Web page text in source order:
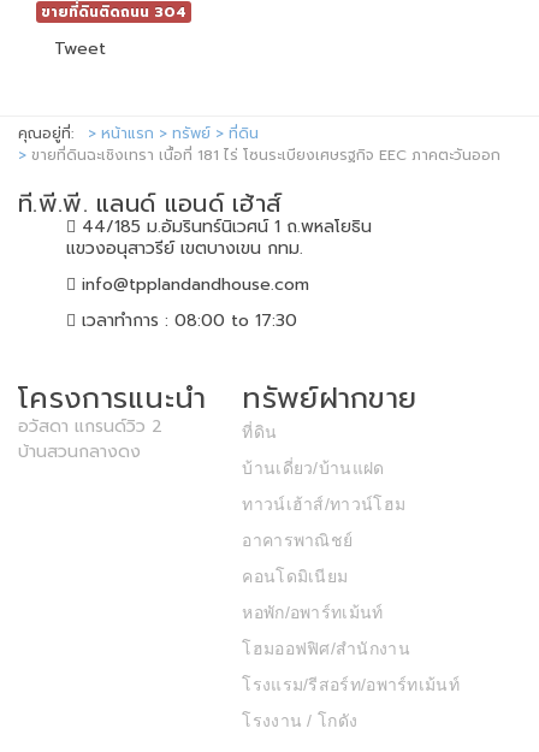
ขายที่ดินติดถนน 304
Tweet
คุณอยู่ที่: หน้าแรก ทรัพย์
ที่ดิน
ขายที่ดินฉะเชิงเทรา เนื้อที่ 181 ไร่ โซนระเบียงเศษรฐกิจ EEC ภาคตะวันออก
ที.พี.พี. แลนด์ แอนด์ เฮ้าส์
44/185 ม.อัมรินทร์นิเวศน์ 1 ถ.พหลโยธิน
แขวงอนุสาวรีย์ เขตบางเขน กทม.
info@tpplandandhouse.com
เวลาทำการ : 08:00 to 17:30
โครงการแนะนำ
อวัสดา แกรนด์วิว 2
บ้านสวนกลางดง
ทรัพย์ฝากขาย
ที่ดิน
บ้านเดี่ยว/บ้านแฝด
ทาวน์เฮ้าส์/ทาวน์โฮม
อาคารพาณิชย์
คอนโดมิเนียม
หอพัก/อพาร์ทเม้นท์
โฮมออฟฟิศ/สำนักงาน
โรงแรม/รีสอร์ท/อพาร์ทเม้นท์
โรงงาน / โกดัง